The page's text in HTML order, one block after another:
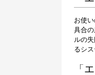
お使
具合
ルの
るシ
「